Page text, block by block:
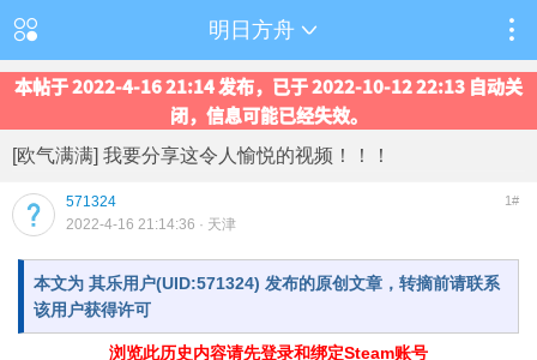
明日方舟
本帖于 2022-4-16 21:14 发布，已于 2022-10-12 22:13 自动关
闭，信息可能已经失效。
[欧气满满] 我要分享这令人愉悦的视频！！！
571324 1#
2022-4-16 21:14:36 · 天津
本文为 其乐用户(UID:571324) 发布的原创文章，转摘前请联系
该用户获得许可
浏览此历史内容请先登录和绑定Steam账号